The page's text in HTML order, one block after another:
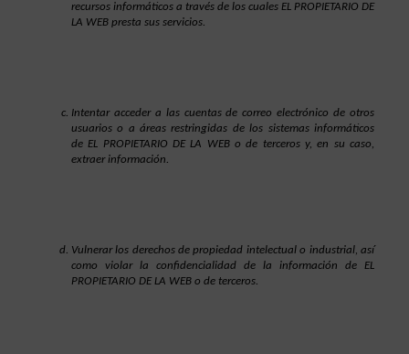
recursos informáticos a través de los cuales EL PROPIETARIO DE
LA WEB presta sus servicios.
Intentar acceder a las cuentas de correo electrónico de otros
usuarios o a áreas restringidas de los sistemas informáticos
de EL PROPIETARIO DE LA WEB o de terceros y, en su caso,
extraer información.
Vulnerar los derechos de propiedad intelectual o industrial, así
como violar la confidencialidad de la información de EL
PROPIETARIO DE LA WEB o de terceros.